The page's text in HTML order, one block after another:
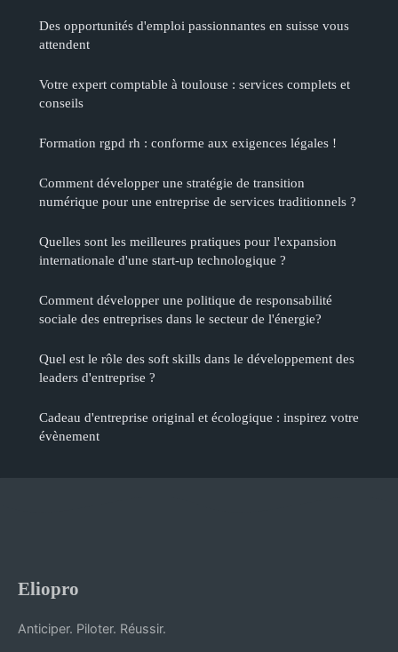
Des opportunités d'emploi passionnantes en suisse vous
attendent
Votre expert comptable à toulouse : services complets et
conseils
Formation rgpd rh : conforme aux exigences légales !
Comment développer une stratégie de transition
numérique pour une entreprise de services traditionnels ?
Quelles sont les meilleures pratiques pour l'expansion
internationale d'une start-up technologique ?
Comment développer une politique de responsabilité
sociale des entreprises dans le secteur de l'énergie?
Quel est le rôle des soft skills dans le développement des
leaders d'entreprise ?
Cadeau d'entreprise original et écologique : inspirez votre
évènement
Eliopro
Anticiper. Piloter. Réussir.